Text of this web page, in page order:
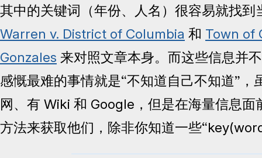
其中的关键词（年份、人名）很容易就找到
Warren v. District of Columbia 和 Town of
Gonzales 来对照文章本身。而这些信息并
感慨最难的事情就是“不知道自己不知道”，
网、有 Wiki 和 Google，但是在海量信息面
方法来获取他们，除非你知道一些